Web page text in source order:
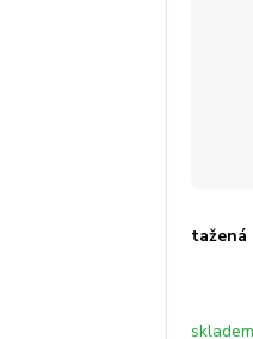
tažená